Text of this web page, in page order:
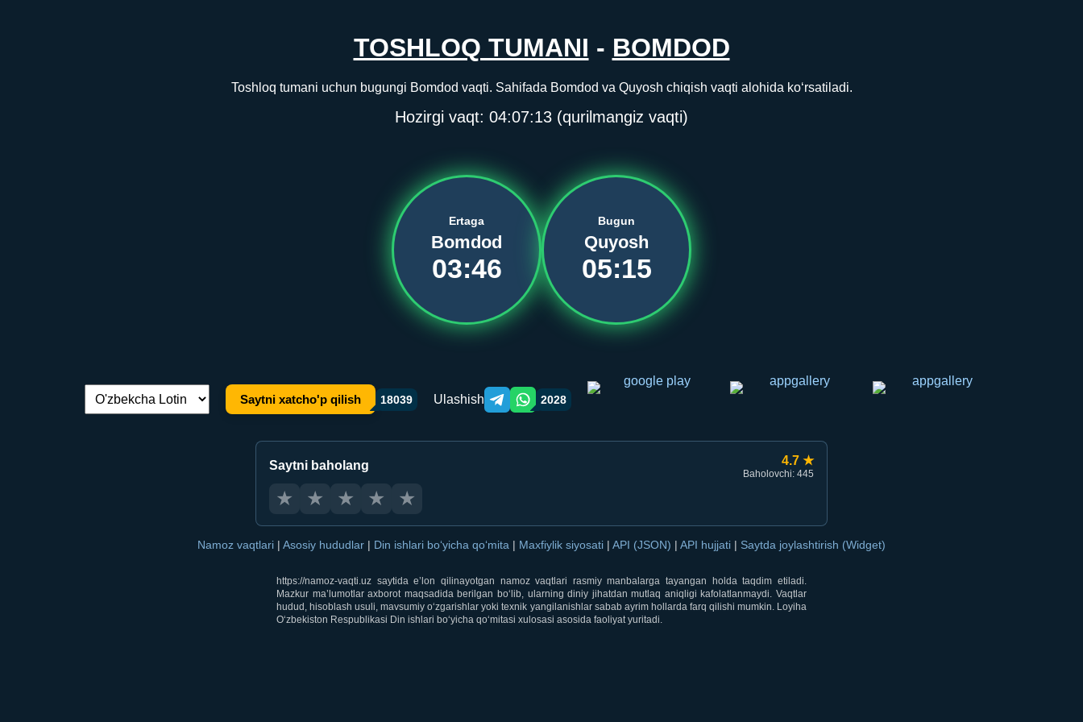
TOSHLOQ TUMANI - BOMDOD
Toshloq tumani uchun bugungi Bomdod vaqti. Sahifada Bomdod va Quyosh chiqish vaqti alohida ko‘rsatiladi.
Hozirgi vaqt: 04:07:13 (qurilmangiz vaqti)
Ertaga
Bomdod
03:46
Bugun
Quyosh
05:15
Tilni almashtirish: Saytni xatcho'p qilish 18039 Ulashish Telegram orqali ulashish
WhatsApp orqali ulashish
2028
Saytni baholang 4.7 ★
Baholovchi: 445
★ ★ ★ ★ ★
Namoz vaqtlari | Asosiy hududlar | Din ishlari bo‘yicha qo‘mita | Maxfiylik siyosati | API (JSON) | API hujjati | Saytda joylashtirish (Widget)
https://namoz-vaqti.uz saytida e’lon qilinayotgan namoz vaqtlari rasmiy manbalarga tayangan holda taqdim etiladi.
Mazkur ma’lumotlar axborot maqsadida berilgan bo‘lib, ularning diniy jihatdan mutlaq aniqligi kafolatlanmaydi. Vaqtlar
hudud, hisoblash usuli, mavsumiy o‘zgarishlar yoki texnik yangilanishlar sabab ayrim hollarda farq qilishi mumkin. Loyiha
O‘zbekiston Respublikasi Din ishlari bo‘yicha qo‘mitasi xulosasi asosida faoliyat yuritadi.